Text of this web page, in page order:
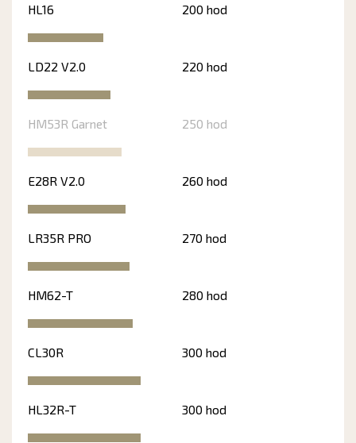
HL16 200 hod
LD22 V2.0 220 hod
HM53R Garnet 250 hod
E28R V2.0 260 hod
LR35R PRO 270 hod
HM62-T 280 hod
CL30R 300 hod
HL32R-T 300 hod